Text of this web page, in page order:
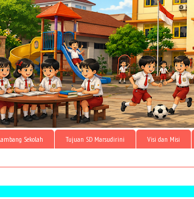
Sekolah Tujuan SD Marsudirini Visi dan Misi